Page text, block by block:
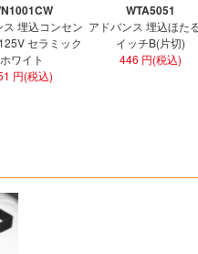
ス 埋込コンセン
セラミック
ホワイト
円(税込)
WTA5051
アドバンス 埋込ほた
イッチB(片切)
446 円(税込)